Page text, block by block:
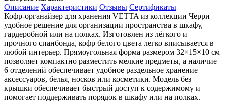
Описание Характеристики Отзывы Сертификаты
Кофр-органайзер для хранения VETTA из коллекции Черри —
удобное решение для организации пространства в шкафу,
гардеробной или на полках. Изготовлен из лёгкого и
прочного спанбонда, кофр белого цвета легко вписывается в
любой интерьер. Прямоугольная форма размером 32×15×10 см
позволяет компактно разместить мелкие предметы, а наличие
6 отделений обеспечивает удобное раздельное хранение
аксессуаров, белья, носков или косметики. Модель без
крышки обеспечивает быстрый доступ к содержимому и
помогает поддерживать порядок в шкафу или на полках.